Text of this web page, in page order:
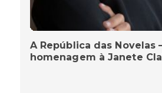
A República das Novelas
homenagem à Janete